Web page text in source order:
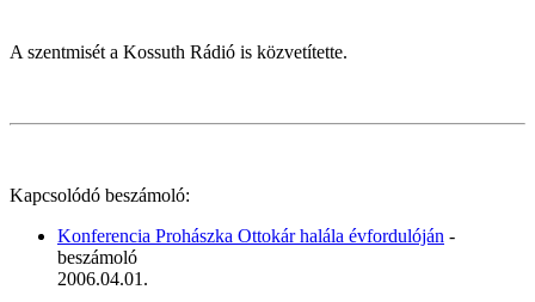
A szentmisét a Kossuth Rádió is közvetítette.
Kapcsolódó beszámoló:
Konferencia Prohászka Ottokár halála évfordulóján -
beszámoló
2006.04.01.